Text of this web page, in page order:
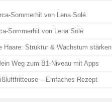
Sommerhit von Lena Solé
Sommerhit von Lena Solé
Haare: Struktur & Wachstum stärken
Weg zum B1-Niveau mit Apps
– Einfaches Rezept